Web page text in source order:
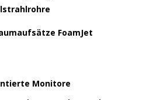
FoamJet
Monitore